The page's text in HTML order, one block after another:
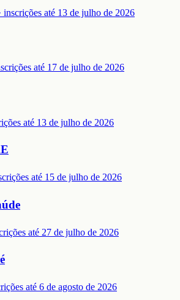
até 13 de julho de 2026
até 17 de julho de 2026
até 13 de julho de 2026
até 15 de julho de 2026
até 27 de julho de 2026
até 6 de agosto de 2026